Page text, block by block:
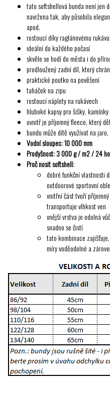
tato softshellová bunda není jen
navržena tak, aby působila
apod.
rostoucí díky raglánovému rukávu
ideální do každého počasí
skvěle se hodí do města i do
prodloužený zadní díl, který
praktické poutko na pověšení
taháček na zipu
rostoucí náplety na rukávech
hluboké kapsy pro šišky,
uvnitř je příjemný fleece, který
bundu může dítě využívat na
Vodní sloupec: 10 000 mm
Prodyšnost: 3 000 g / m2 / 24
Proč nosit softshell:
dobré funkční vlastnosti
outdoorové sportovní
vnitřní část tvoří
transportuje vlhkost ven
vnější vrstva je odolná
snadno se čistí
tato kombinace
míry voděodolné a